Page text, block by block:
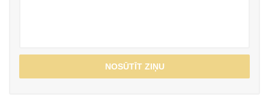
NOSŪTĪT ZIŅU